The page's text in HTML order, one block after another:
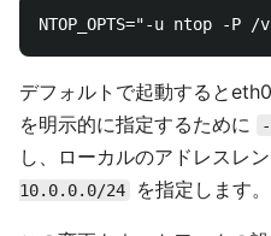
デフォルトで起動すると
を明示的に指定するために
し、ローカルのアドレスレ
10.0.0.0/24
を指定します。